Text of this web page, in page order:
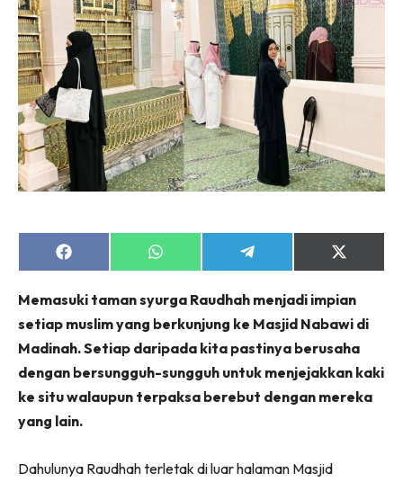
Share
on
Share
on
Share
on
Share
on
(Twitter)
Memasuki taman syurga Raudhah menjadi impian
setiap muslim yang berkunjung ke Masjid Nabawi di
Madinah. Setiap daripada kita pastinya berusaha
dengan bersungguh-sungguh untuk menjejakkan kaki
ke situ walaupun terpaksa berebut dengan mereka
yang lain.
Dahulunya Raudhah terletak di luar halaman Masjid